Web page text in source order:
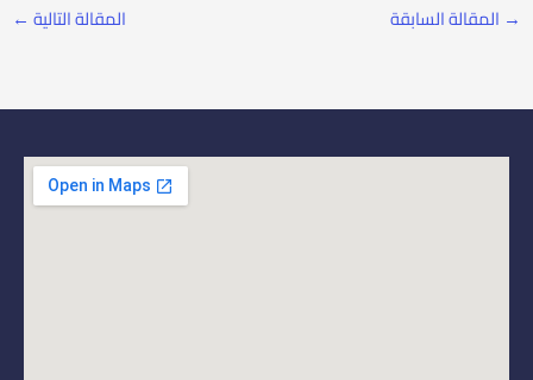
→ المقالة السابقة المقالة التالية ←